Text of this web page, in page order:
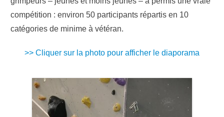
compétition : environ 50 participants répartis en 10
catégories de minime à vétéran.
>> Cliquer sur la photo pour afficher le diaporama